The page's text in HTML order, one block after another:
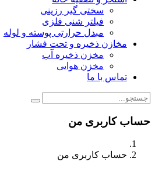
سختی گیر رزینی
فیلتر شنی فلزی
مبدل حرارتی پوسته و لوله
مخازن ذخیره و تحت فشار
مخزن ذخیره آب
مخزن هوایی
تماس با ما
حساب کاربری من
حساب کاربری من